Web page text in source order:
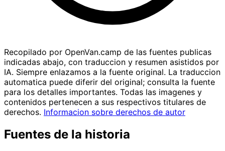
Recopilado por OpenVan.camp de las fuentes publicas
indicadas abajo, con traduccion y resumen asistidos por
IA. Siempre enlazamos a la fuente original. La traduccion
automatica puede diferir del original; consulta la fuente
para los detalles importantes. Todas las imagenes y
contenidos pertenecen a sus respectivos titulares de
derechos. Informacion sobre derechos de autor
Fuentes de la historia